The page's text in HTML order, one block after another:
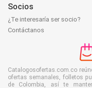
Socios
¿Te interesaría ser socio?
Contáctanos
Catalogosofertas.com.co
ofertas semanales, folletos
de Colombia, así te